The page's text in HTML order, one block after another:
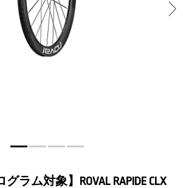
ラム対象】ROVAL RAPIDE CLX